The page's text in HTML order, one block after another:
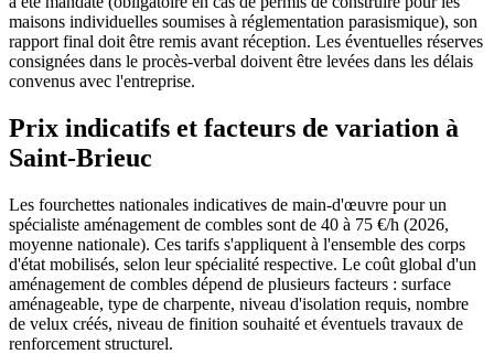
maisons individuelles soumises à réglementation parasismique), son
rapport final doit être remis avant réception. Les éventuelles réserves
consignées dans le procès-verbal doivent être levées dans les délais
convenus avec l'entreprise.
Prix indicatifs et facteurs de variation à
Saint-Brieuc
Les fourchettes nationales indicatives de main-d'œuvre pour un
spécialiste aménagement de combles sont de 40 à 75 €/h (2026,
moyenne nationale). Ces tarifs s'appliquent à l'ensemble des corps
d'état mobilisés, selon leur spécialité respective. Le coût global d'un
aménagement de combles dépend de plusieurs facteurs : surface
aménageable, type de charpente, niveau d'isolation requis, nombre
de velux créés, niveau de finition souhaité et éventuels travaux de
renforcement structurel.